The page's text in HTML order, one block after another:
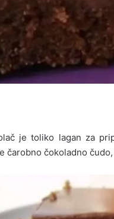
je toliko lagan za
čarobno čokoladno